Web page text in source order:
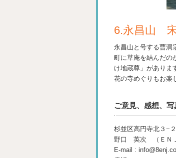
6.永昌山
永昌山と号する曹洞
町に草庵を結んだの
け地蔵尊」がありま
花の寺めぐりもお楽
ご意見、感想、写
杉並区高円寺北３−
野口 英次 （ＥＮＪ
E-mail :